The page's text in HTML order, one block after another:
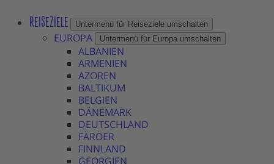
REISEZIELE Untermenü für Reiseziele umschalten
EUROPA Untermenü für Europa umschalten
ALBANIEN
ARMENIEN
AZOREN
BALTIKUM
BELGIEN
DÄNEMARK
DEUTSCHLAND
FÄRÖER
FINNLAND
GEORGIEN